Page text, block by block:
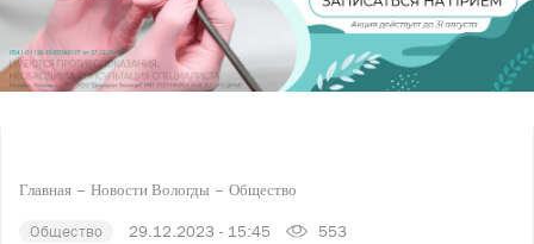
Главная Новости Вологды Общество
Общество 29.12.2023 - 15:45 553